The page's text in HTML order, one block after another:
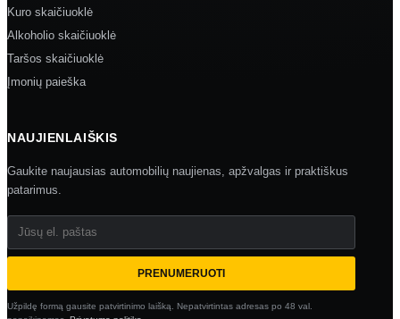
Kuro skaičiuoklė
Alkoholio skaičiuoklė
Taršos skaičiuoklė
Įmonių paieška
NAUJIENLAIŠKIS
Gaukite naujausias automobilių naujienas, apžvalgas ir praktiškus
patarimus.
Jūsų el. paštas
PRENUMERUOTI
Užpildę formą gausite patvirtinimo laišką. Nepatvirtintas adresas po 48 val.